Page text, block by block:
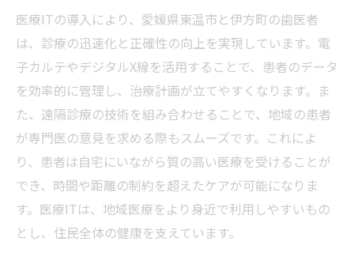
医療ITの導入により、愛媛県東温市と伊方町の歯医者
は、診療の迅速化と正確性の向上を実現しています。電
子カルテやデジタルX線を活用することで、患者のデータ
を効率的に管理し、治療計画が立てやすくなります。ま
た、遠隔診療の技術を組み合わせることで、地域の患者
が専門医の意見を求める際もスムーズです。これによ
り、患者は自宅にいながら質の高い医療を受けることが
でき、時間や距離の制約を超えたケアが可能になりま
す。医療ITは、地域医療をより身近で利用しやすいもの
とし、住民全体の健康を支えています。